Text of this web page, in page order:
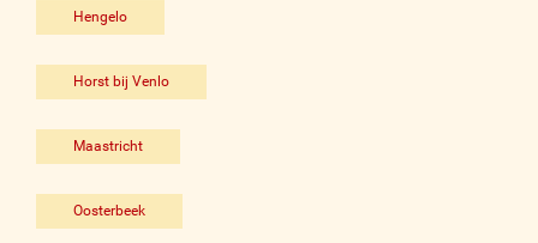
Hengelo
Horst bij Venlo
Maastricht
Oosterbeek